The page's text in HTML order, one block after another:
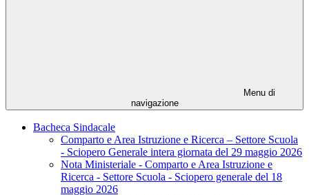
Menu di
navigazione
Bacheca Sindacale
Comparto e Area Istruzione e Ricerca – Settore Scuola
- Sciopero Generale intera giornata del 29 maggio 2026
Nota Ministeriale - Comparto e Area Istruzione e
Ricerca - Settore Scuola - Sciopero generale del 18
maggio 2026